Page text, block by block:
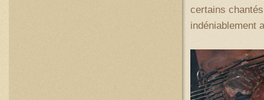
certains
indéniablement